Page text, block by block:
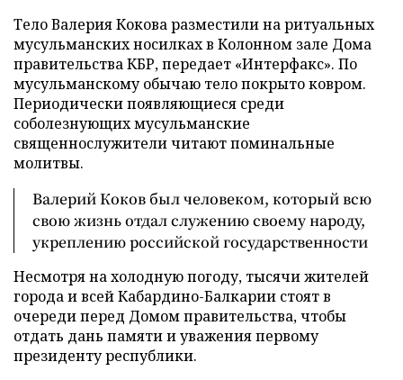
Тело Валерия Кокова разместили на ритуальных
мусульманских носилках в Колонном зале Дома
правительства КБР, передает «Интерфакс». По
мусульманскому обычаю тело покрыто ковром.
Периодически появляющиеся среди
соболезнующих мусульманские
священнослужители читают поминальные
молитвы.
Валерий Коков был человеком, который всю
свою жизнь отдал служению своему народу,
укреплению российской государственности
Несмотря на холодную погоду, тысячи жителей
города и всей Кабардино-Балкарии стоят в
очереди перед Домом правительства, чтобы
отдать дань памяти и уважения первому
президенту республики.